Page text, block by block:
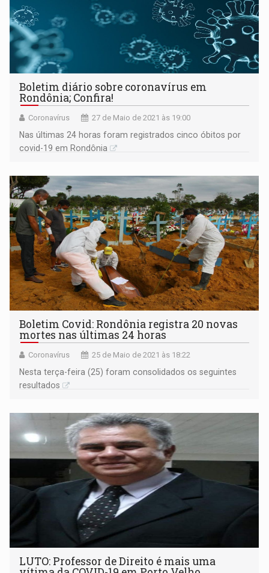
Boletim diário sobre coronavírus em
Rondônia; Confira!
Coronavírus 27 de Maio de 2021 às 19:00
Nas últimas 24 horas foram registrados cinco óbitos por
covid-19 em Rondônia
Boletim Covid: Rondônia registra 20 novas
mortes nas últimas 24 horas
Coronavírus 25 de Maio de 2021 às 18:22
Nesta terça-feira (25) foram consolidados os seguintes
resultados
LUTO: Professor de Direito é mais uma